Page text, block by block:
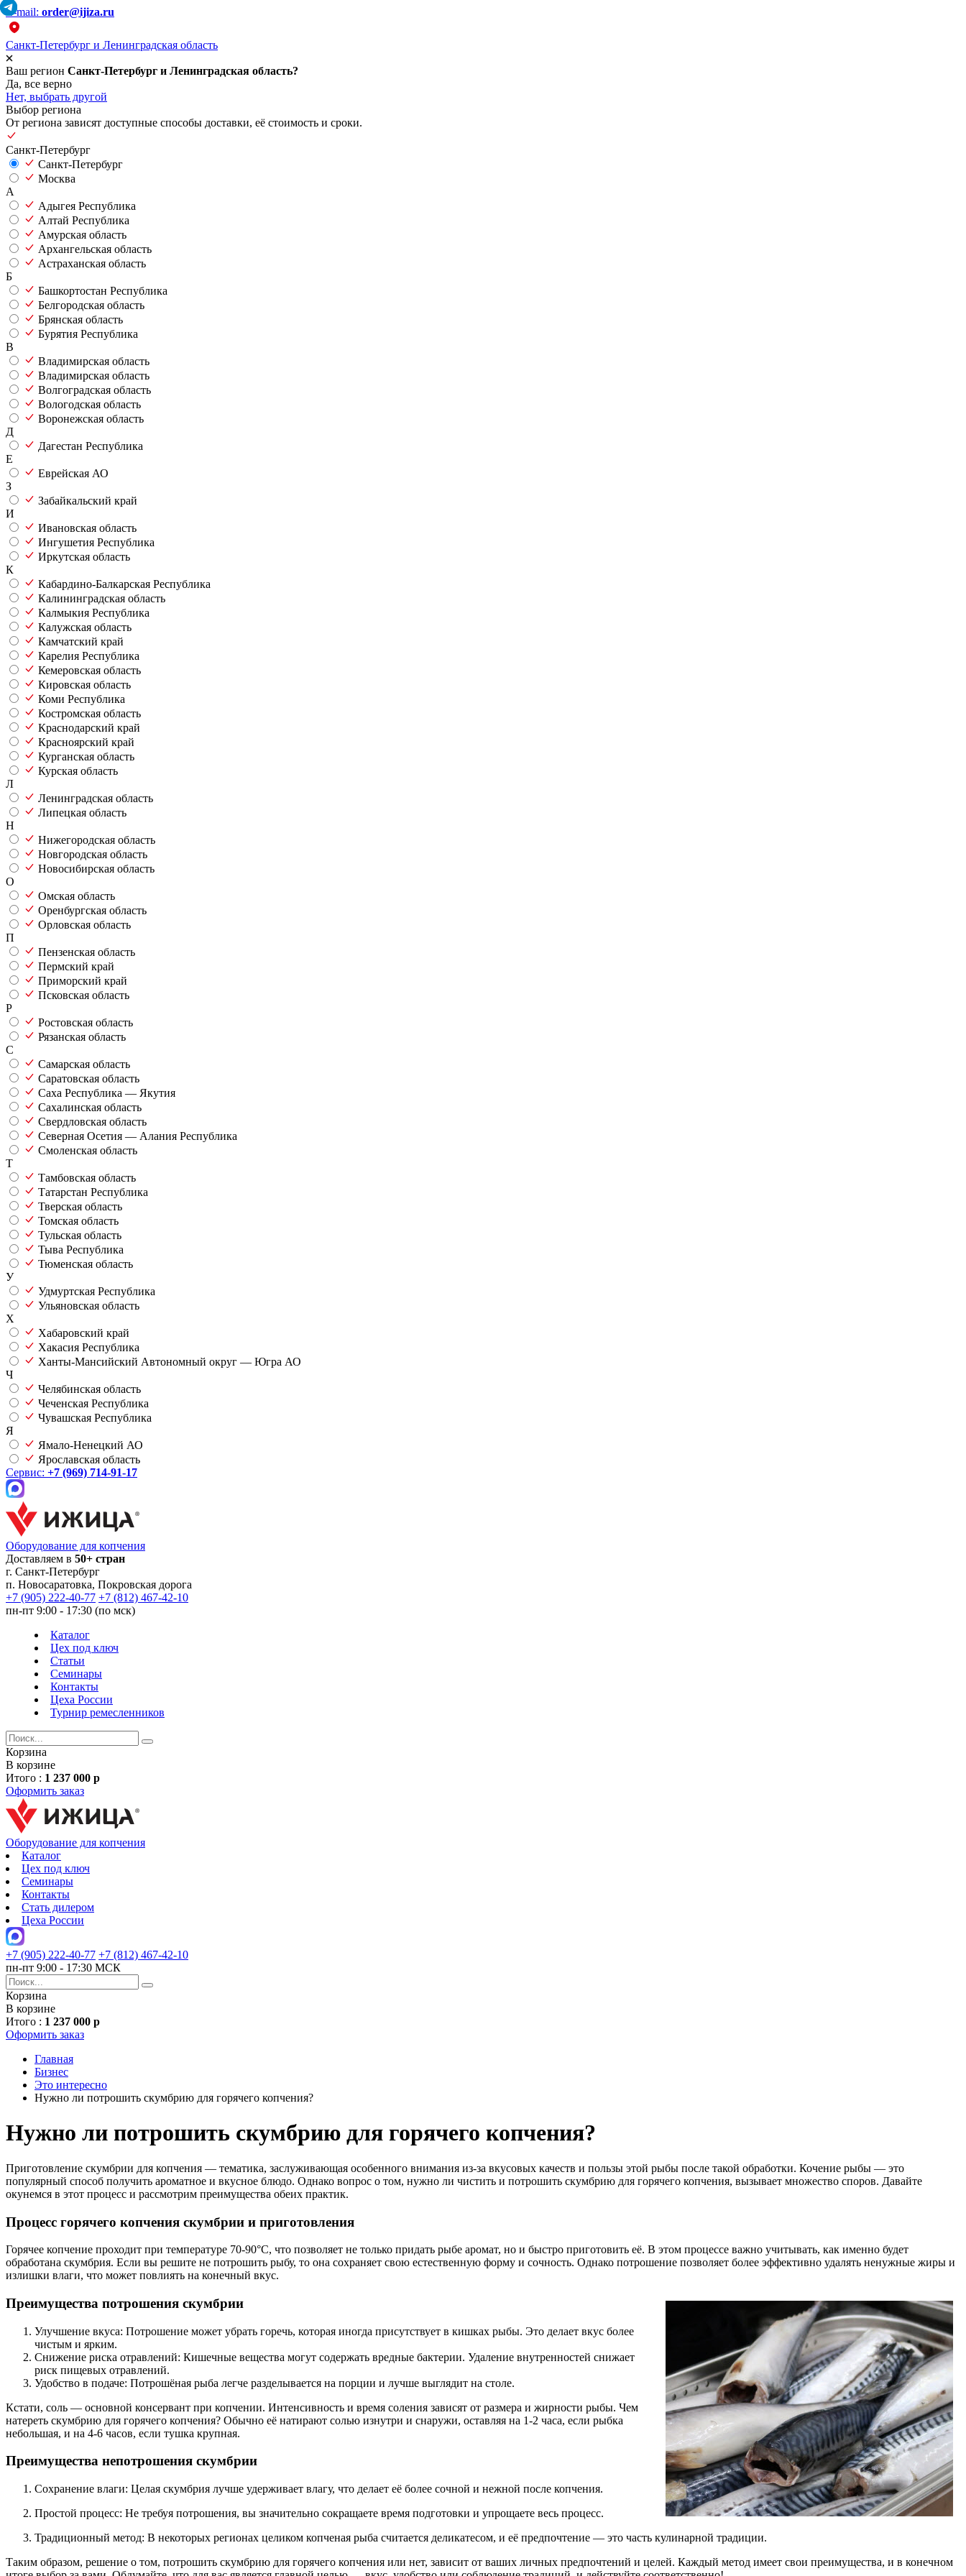
E-mail: order@ijiza.ru
Санкт-Петербург и Ленинградская область
Ваш регион Санкт-Петербург и Ленинградская область?
Да, все верно
Нет, выбрать другой
Выбор региона
От региона зависят доступные способы доставки, её стоимость и сроки.
Санкт-Петербург
Санкт-Петербург
Москва
А
Адыгея Республика
Алтай Республика
Амурская область
Архангельская область
Астраханская область
Б
Башкортостан Республика
Белгородская область
Брянская область
Бурятия Республика
В
Владимирская область
Владимирская область
Волгоградская область
Вологодская область
Воронежская область
Д
Дагестан Республика
Е
Еврейская АО
З
Забайкальский край
И
Ивановская область
Ингушетия Республика
Иркутская область
К
Кабардино-Балкарская Республика
Калининградская область
Калмыкия Республика
Калужская область
Камчатский край
Карелия Республика
Кемеровская область
Кировская область
Коми Республика
Костромская область
Краснодарский край
Красноярский край
Курганская область
Курская область
Л
Ленинградская область
Липецкая область
Н
Нижегородская область
Новгородская область
Новосибирская область
О
Омская область
Оренбургская область
Орловская область
П
Пензенская область
Пермский край
Приморский край
Псковская область
Р
Ростовская область
Рязанская область
С
Самарская область
Саратовская область
Саха Республика — Якутия
Сахалинская область
Свердловская область
Северная Осетия — Алания Республика
Смоленская область
Т
Тамбовская область
Татарстан Республика
Тверская область
Томская область
Тульская область
Тыва Республика
Тюменская область
У
Удмуртская Республика
Ульяновская область
Х
Хабаровский край
Хакасия Республика
Ханты-Мансийский Автономный округ — Югра АО
Ч
Челябинская область
Чеченская Республика
Чувашская Республика
Я
Ямало-Ненецкий АО
Ярославская область
Сервис: +7 (969) 714-91-17
Оборудование для копчения
Доставляем в 50+ стран
г. Санкт-Петербург
п. Новосаратовка, Покровская дорога
+7 (905) 222-40-77 +7 (812) 467-42-10
пн-пт 9:00 - 17:30 (по мск)
Каталог
Цех под ключ
Статьи
Семинары
Контакты
Цеха России
Турнир ремесленников
Корзина
В корзине
Итого : 1 237 000 р
Оформить заказ
Оборудование для копчения
Каталог
Цех под ключ
Семинары
Контакты
Стать дилером
Цеха России
+7 (905) 222-40-77 +7 (812) 467-42-10
пн-пт 9:00 - 17:30 МСК
Корзина
В корзине
Итого : 1 237 000 р
Оформить заказ
Главная
Бизнес
Это интересно
Нужно ли потрошить скумбрию для горячего копчения?
Нужно ли потрошить скумбрию для горячего копчения?
Приготовление скумбрии для копчения — тематика, заслуживающая особенного внимания из-за вкусовых качеств и пользы этой рыбы после такой обработки. Кочение рыбы — это
популярный способ получить ароматное и вкусное блюдо. Однако вопрос о том, нужно ли чистить и потрошить скумбрию для горячего копчения, вызывает множество споров. Давайте
окунемся в этот процесс и рассмотрим преимущества обеих практик.
Процесс горячего копчения скумбрии и приготовления
Горячее копчение проходит при температуре 70-90°C, что позволяет не только придать рыбе аромат, но и быстро приготовить её. В этом процессе важно учитывать, как именно будет
обработана скумбрия. Если вы решите не потрошить рыбу, то она сохраняет свою естественную форму и сочность. Однако потрошение позволяет более эффективно удалять ненужные жиры и
излишки влаги, что может повлиять на конечный вкус.
Преимущества потрошения скумбрии
Улучшение вкуса: Потрошение может убрать горечь, которая иногда присутствует в кишках рыбы. Это делает вкус более
чистым и ярким.
Снижение риска отравлений: Кишечные вещества могут содержать вредные бактерии. Удаление внутренностей снижает
риск пищевых отравлений.
Удобство в подаче: Потрошёная рыба легче разделывается на порции и лучше выглядит на столе.
Кстати, соль — основной консервант при копчении. Интенсивность и время соления зависят от размера и жирности рыбы. Чем
натереть скумбрию для горячего копчения? Обычно её натирают солью изнутри и снаружи, оставляя на 1-2 часа, если рыбка
небольшая, и на 4-6 часов, если тушка крупная.
Преимущества непотрошения скумбрии
Сохранение влаги: Целая скумбрия лучше удерживает влагу, что делает её более сочной и нежной после копчения.
Простой процесс: Не требуя потрошения, вы значительно сокращаете время подготовки и упрощаете весь процесс.
Традиционный метод: В некоторых регионах целиком копченая рыба считается деликатесом, и её предпочтение — это часть кулинарной традиции.
Таким образом, решение о том, потрошить скумбрию для горячего копчения или нет, зависит от ваших личных предпочтений и целей. Каждый метод имеет свои преимущества, и в конечном